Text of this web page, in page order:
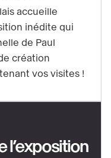
accueille
inédite qui
de Paul
création
vos visites !
l’exposition